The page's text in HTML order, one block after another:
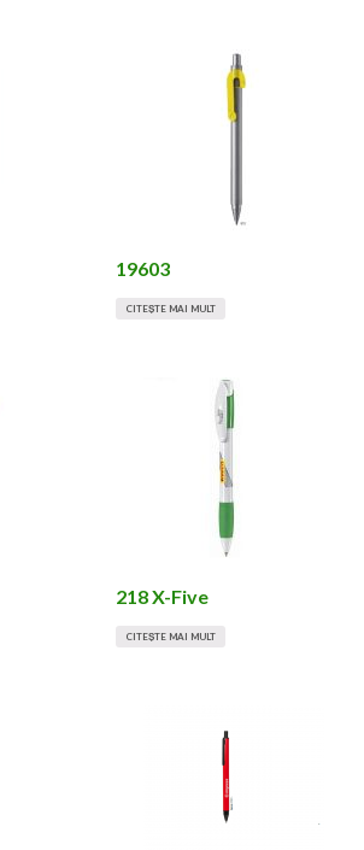
19603
CITEȘTE MAI MULT
218 X-Five
CITEȘTE MAI MULT